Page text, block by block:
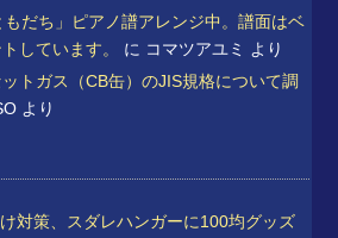
だち」ピアノ譜アレンジ中。譜面はベ
しています。
に コマツアユミ
より
トガス（CB缶）のJIS規格について調
より
対策、スダレハンガーに100均グッズ